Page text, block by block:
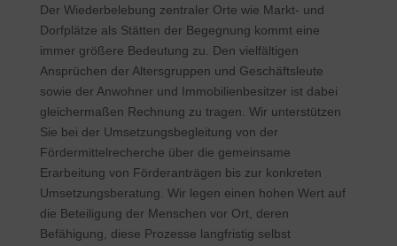
Der Wiederbelebung zentraler Orte wie Markt- und
Dorfplätze als Stätten der Begegnung kommt eine
immer größere Bedeutung zu. Den vielfältigen
Ansprüchen der Altersgruppen und Geschäftsleute
sowie der Anwohner und Immobilienbesitzer ist dabei
gleichermaßen Rechnung zu tragen. Wir unterstützen
Sie bei der Umsetzungsbegleitung von der
Fördermittelrecherche über die gemeinsame
Erarbeitung von Förderanträgen bis zur konkreten
Umsetzungsberatung. Wir legen einen hohen Wert auf
die Beteiligung der Menschen vor Ort, deren
Befähigung, diese Prozesse langfristig selbst